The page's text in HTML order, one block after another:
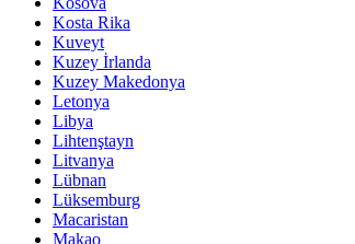
Kosta Rika
Kuveyt
Kuzey İrlanda
Kuzey Makedonya
Letonya
Libya
Lihtenştayn
Litvanya
Lübnan
Lüksemburg
Macaristan
Makao